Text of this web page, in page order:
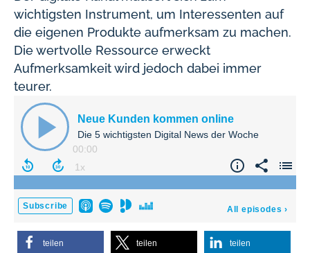
wichtigsten Instrument, um Interessenten auf
die eigenen Produkte aufmerksam zu machen.
Die wertvolle Ressource erweckt
Aufmerksamkeit wird jedoch dabei immer
teurer.
teilen teilen teilen